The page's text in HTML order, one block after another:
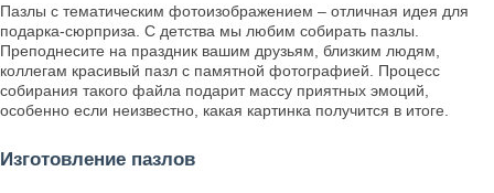
Пазлы с тематическим фотоизображением – отличная идея для
подарка-сюрприза. С детства мы любим собирать пазлы.
Преподнесите на праздник вашим друзьям, близким людям,
коллегам красивый пазл с памятной фотографией. Процесс
собирания такого файла подарит массу приятных эмоций,
особенно если неизвестно, какая картинка получится в итоге.
Изготовление пазлов